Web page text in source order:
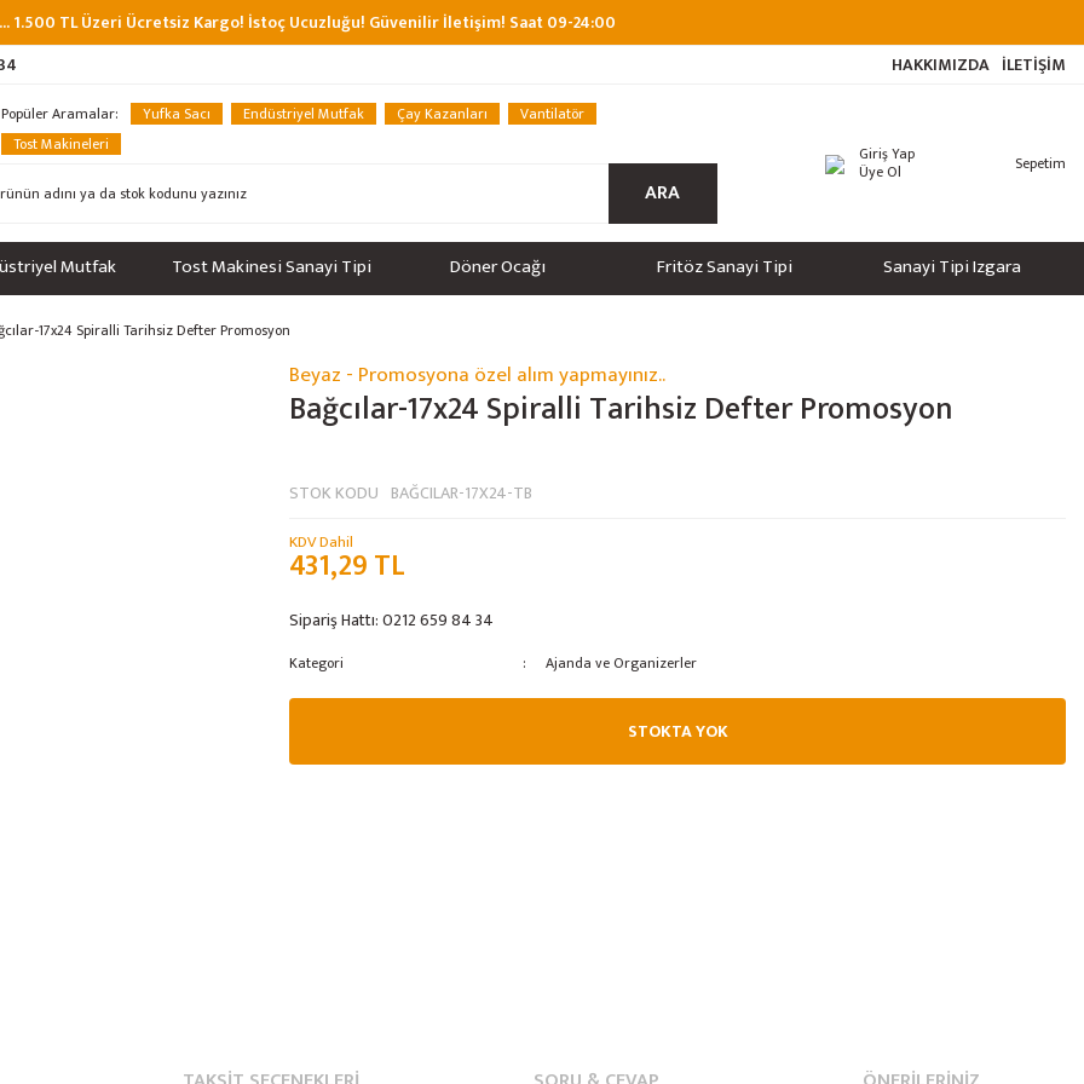
1.500 TL Üzeri Ücretsiz Kargo! İstoç Ucuzluğu! Güvenilir İletişim! Saat 09-24:00
HAKKIMIZDA İLETİŞİM
Popüler Aramalar: Yufka Sacı Endüstriyel Mutfak Çay Kazanları
Vantilatör
Tost Makineleri
ARA
Giriş Yap
Üye Ol Sepetim
Mutfak Tost Makinesi Sanayi Tipi Döner Ocağı Fritöz Sanayi Tipi Sanayi Tipi Izgara
17x24 Spiralli Tarihsiz Defter Promosyon
Beyaz - Promosyona özel alım yapmayınız..
Bağcılar-17x24 Spiralli Tarihsiz Defter Promosyon
STOK KODU BAĞCILAR-17X24-TB
KDV Dahil
431,29 TL
Sipariş Hattı:0212 659 84 34
Kategori Ajanda ve Organizerler
STOKTA YOK